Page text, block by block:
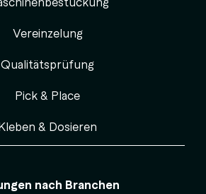
Vereinzelung
Qualitätsprüfung
Pick & Place
& Dosieren
nach Branchen